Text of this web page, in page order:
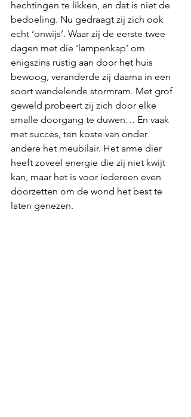
hechtingen te likken, en dat is niet de
bedoeling. Nu gedraagt zij zich ook
echt ‘onwijs’. Waar zij de eerste twee
dagen met die ‘lampenkap’ om
enigszins rustig aan door het huis
bewoog, veranderde zij daarna in een
soort wandelende stormram. Met grof
geweld probeert zij zich door elke
smalle doorgang te duwen… En vaak
met succes, ten koste van onder
andere het meubilair. Het arme dier
heeft zoveel energie die zij niet kwijt
kan, maar het is voor iedereen even
doorzetten om de wond het best te
laten genezen.